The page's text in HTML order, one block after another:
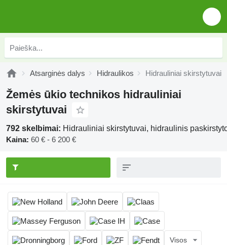
Atsarginės dalys Hidraulikos Hidrauliniai skirstytuvai
Žemės ūkio technikos hidrauliniai
skirstytuvai
792 skelbimai: Hidrauliniai skirstytuvai, hidraulinis
Kaina: 60 € - 6 200 €
Visos